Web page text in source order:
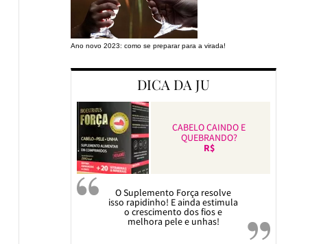
Ano novo 2023: como se preparar para a virada!
DICA DA JU
CABELO CAINDO E
QUEBRANDO?
R$
O Suplemento Força resolve
isso rapidinho! E ainda estimula
o crescimento dos fios e
melhora pele e unhas!